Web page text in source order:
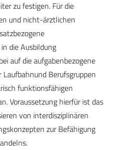
zu festigen. Für die
und nicht-ärztlichen
die Ausbildung
auf die aufgabenbezogene
Berufsgruppen
funktionsfähigen
Voraussetzung hierfür ist das
von interdisziplinären
zur Befähigung